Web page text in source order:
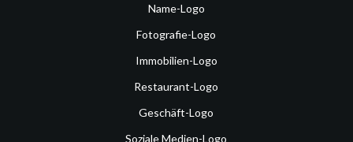
Name-Logo
Fotografie-Logo
Immobilien-Logo
Restaurant-Logo
Geschäft-Logo
Soziale Medien-Logo